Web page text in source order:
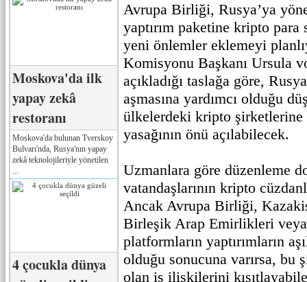
Moskova'da ilk
yapay zekâ
restoranı
Moskova'da bulunan Tverskoy
Bulvarı'nda, Rusya'nın yapay
zekâ teknolojileriyle yönetilen
4 çocukla dünya
Avrupa Birliği, Rusya’ya
yaptırım paketine kripto para
yeni önlemler eklemeyi
Komisyonu Başkanı Ursula
açıkladığı taslağa göre,
aşmasına yardımcı olduğu
ülkelerdeki kripto
yasağının önü açılabilecek.
Uzmanlara göre düzenleme
vatandaşlarının kripto
Ancak Avrupa Birliği,
Birleşik Arap Emirlikleri veya
platformların yaptırımların
olduğu sonucuna varırsa, bu
olan iş ilişkilerini